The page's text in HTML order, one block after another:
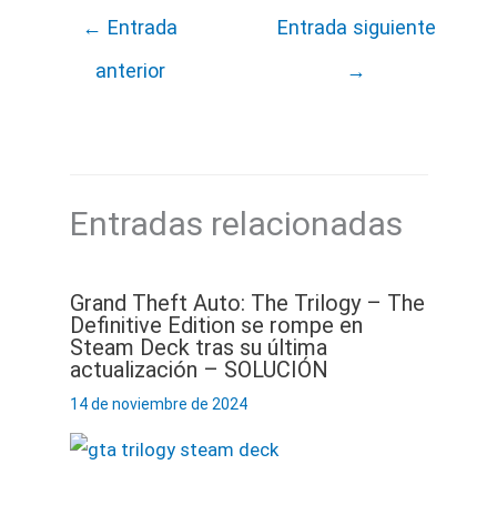
← Entrada
anterior
Entrada siguiente
→
Entradas relacionadas
Grand Theft Auto: The Trilogy – The
Definitive Edition se rompe en
Steam Deck tras su última
actualización – SOLUCIÓN
14 de noviembre de 2024